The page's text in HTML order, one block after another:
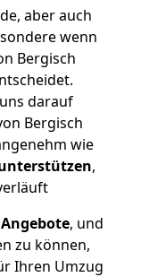
aber auch
wenn
Bergisch
darauf
Bergisch
wie
,
, und
zu können,
Ihren Umzug